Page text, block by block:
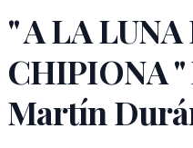
" A LA
CHIPIONA "
Martín